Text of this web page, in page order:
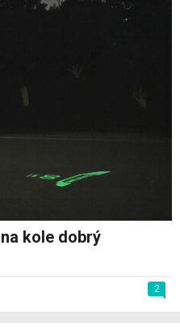
kole dobrý
2